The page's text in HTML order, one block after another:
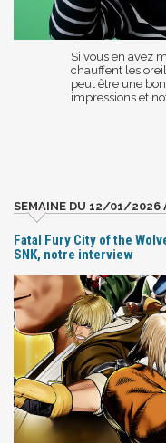
Si vous en avez
chauffent les
peut être une
impressions et
SEMAINE DU 12/01/
Fatal Fury City of the
SNK, notre interview